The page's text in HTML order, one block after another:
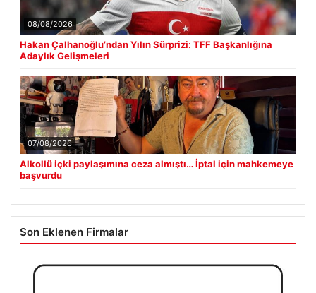
08/08/2026
Hakan Çalhanoğlu’ndan Yılın Sürprizi: TFF Başkanlığına
Adaylık Gelişmeleri
07/08/2026
Alkollü içki paylaşımına ceza almıştı… İptal için mahkemeye
başvurdu
Son Eklenen Firmalar